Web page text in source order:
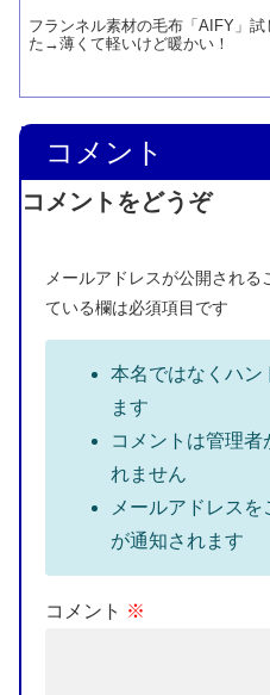
フランネル素材の毛布「AIFY」試
た→薄くて軽いけど暖かい！
コメント
コメントをどうぞ
メールアドレスが公開される
ている欄は必須項目です
本名ではなくハン
ます
コメントは管理者
れません
メールアドレス
が通知されます
コメント ※